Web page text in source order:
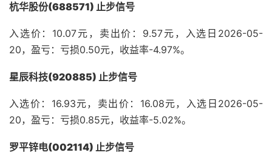
杭华股份(688571) 止步信号
入选价：10.07元，卖出价：9.57元，入选日2026-05-
20，盈亏：亏损0.50元，收益率-4.97%。
星辰科技(920885) 止步信号
入选价：16.93元，卖出价：16.08元，入选日2026-05-
20，盈亏：亏损0.85元，收益率-5.02%。
罗平锌电(002114) 止步信号